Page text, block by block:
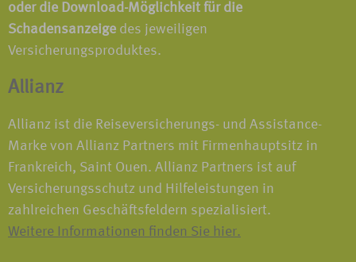
oder die Download-Möglichkeit für die
Schadensanzeige des jeweiligen
Versicherungsproduktes.
Allianz
Allianz ist die Reiseversicherungs- und Assistance-
Marke von Allianz Partners mit Firmenhauptsitz in
Frankreich, Saint Ouen. Allianz Partners ist auf
Versicherungsschutz und Hilfeleistungen in
zahlreichen Geschäftsfeldern spezialisiert.
Weitere Informationen finden Sie hier.